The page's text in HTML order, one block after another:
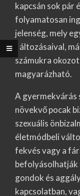
kapcsán sok pár
folyamatosan
jelenség, mely
változásaival,
számukra
magyarázható.
A gyermekvárás
növekvő pocak
szexuális
életmódbeli
fekvés vagy a
befolyásolhatják
gondok és
kapcsolatban,